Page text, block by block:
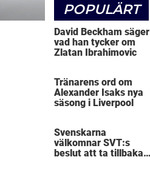
POPULÄRT
David Beckham säger
vad han tycker om
Zlatan Ibrahimovic
Tränarens ord om
Alexander Isaks nya
säsong i Liverpool
Svenskarna
välkomnar SVT:s
beslut att ta tillbaka